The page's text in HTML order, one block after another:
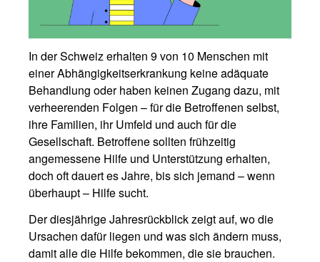
In der Schweiz erhalten 9 von 10 Menschen mit
einer Abhängigkeitserkrankung keine adäquate
Behandlung oder haben keinen Zugang dazu, mit
verheerenden Folgen – für die Betroffenen selbst,
ihre Familien, ihr Umfeld und auch für die
Gesellschaft. Betroffene sollten frühzeitig
angemessene Hilfe und Unterstützung erhalten,
doch oft dauert es Jahre, bis sich jemand – wenn
überhaupt – Hilfe sucht.
Der diesjährige Jahresrückblick zeigt auf, wo die
Ursachen dafür liegen und was sich ändern muss,
damit alle die Hilfe bekommen, die sie brauchen.